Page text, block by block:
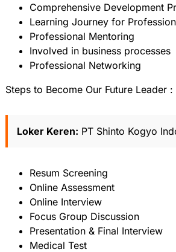
Comprehensive Development
Learning Journey for
Professional Mentoring
Involved in business processes
Professional Networking
Steps to Become Our Future Leader :
Loker Keren: PT Shinto Kogyo
Resum Screening
Online Assessment
Online Interview
Focus Group Discussion
Presentation & Final Interview
Medical Test